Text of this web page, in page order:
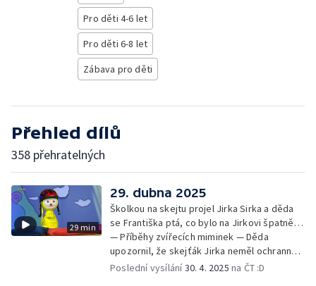
Pro děti 4-6 let
Pro děti 6-8 let
Zábava pro děti
Přehled dílů
358 přehratelných
29 min
29. dubna 2025
Školkou na skejtu projel Jirka Sirka a děda
se Františka ptá, co bylo na Jirkovi špatně…
— Příběhy zvířecích miminek — Děda
upozornil, že skejťák Jirka neměl ochranné
pomůcky: helmu a chrániče pro
Poslední vysílání30. 4. 2025 na ČT :D